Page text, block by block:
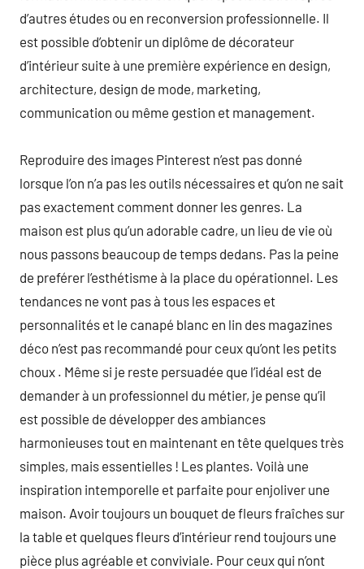
d’autres études ou en reconversion professionnelle. Il
est possible d’obtenir un diplôme de décorateur
d’intérieur suite à une première expérience en design,
architecture, design de mode, marketing,
communication ou même gestion et management.
Reproduire des images Pinterest n’est pas donné
lorsque l’on n’a pas les outils nécessaires et qu’on ne sait
pas exactement comment donner les genres. La
maison est plus qu’un adorable cadre, un lieu de vie où
nous passons beaucoup de temps dedans. Pas la peine
de preférer l’esthétisme à la place du opérationnel. Les
tendances ne vont pas à tous les espaces et
personnalités et le canapé blanc en lin des magazines
déco n’est pas recommandé pour ceux qu’ont les petits
choux . Même si je reste persuadée que l’idéal est de
demander à un professionnel du métier, je pense qu’il
est possible de développer des ambiances
harmonieuses tout en maintenant en tête quelques très
simples, mais essentielles ! Les plantes. Voilà une
inspiration intemporelle et parfaite pour enjoliver une
maison. Avoir toujours un bouquet de fleurs fraîches sur
la table et quelques fleurs d’intérieur rend toujours une
pièce plus agréable et conviviale. Pour ceux qui n’ont